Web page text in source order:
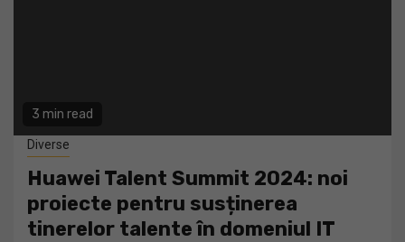
3 min read
Diverse
Huawei Talent Summit 2024: noi
proiecte pentru susținerea
tinerelor talente în domeniul IT